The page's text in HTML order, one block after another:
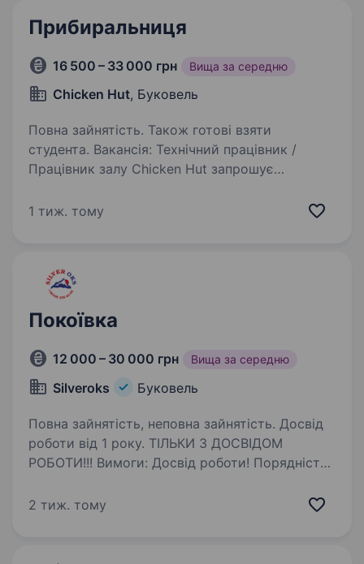
Прибиральниця
16 500 – 33 000 грн Вища за середню
Chicken Hut, Буковель
Повна зайнятість. Також готові взяти
студента. Вакансія: Технічний працівник /
Працівник залу Chicken Hut запрошує
робити: підтримувати чистоту залу, кухні
1 тиж. тому
Покоївка
12 000 – 30 000 грн Вища за середню
Silveroks Буковель
Повна зайнятість, неповна зайнятість. Досвід
роботи від 1 року. ТІЛЬКИ З ДОСВІДОМ
РОБОТИ!!! Вимоги: Досвід роботи! Порядність
до дрібниць Процьовитість Умови роботи:
2 тиж. тому